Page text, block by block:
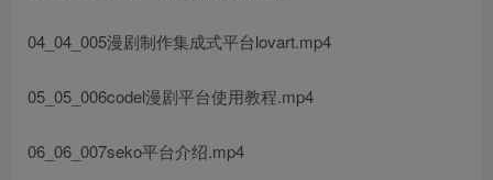
04_04_005漫剧制作集成式平台lovart.mp4
05_05_006codel漫剧平台使用教程.mp4
06_06_007seko平台介绍.mp4